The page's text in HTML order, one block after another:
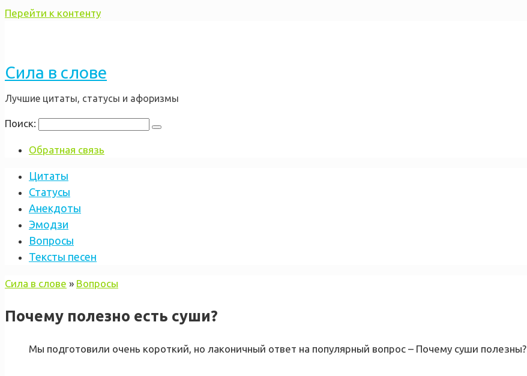
Перейти к контенту
Сила в слове
Лучшие цитаты, статусы и афоризмы
Поиск:
Обратная связь
Цитаты
Статусы
Анекдоты
Эмодзи
Вопросы
Тексты песен
Сила в слове » Вопросы
Почему полезно есть суши?
Мы подготовили очень короткий, но лаконичный ответ на популярный вопрос – Почему суши полезны?